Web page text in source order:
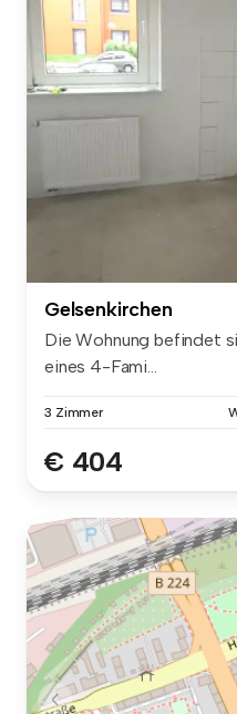
Gelsenkirchen
Die Wohnung befindet
eines 4-Fami...
3 Zimmer
€ 404